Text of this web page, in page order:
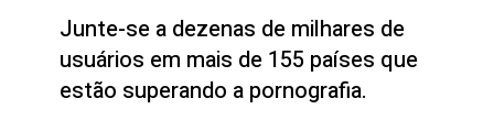
Junte-se a dezenas de milhares de
usuários em mais de 155 países que
estão superando a pornografia.